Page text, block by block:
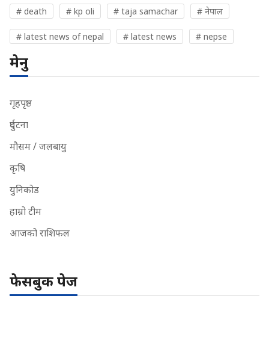
# death # kp oli # taja samachar # नेपाल
# latest news of nepal # latest news # nepse
मेनु
गृहपृष्ठ
दुर्घटना
मौसम / जलबायु
कृषि
युनिकोड
हाम्रो टीम
आजको राशिफल
फेसबुक पेज